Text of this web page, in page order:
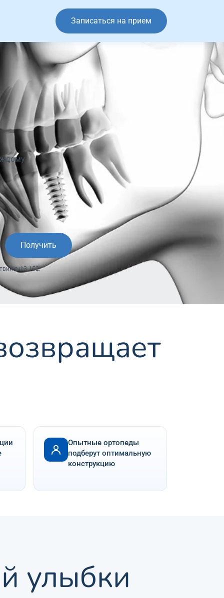
Записаться на прием
Получить
с ФЗ-152.
Опытные ортопеды
подберут оптимальную
конструкцию
улыбки